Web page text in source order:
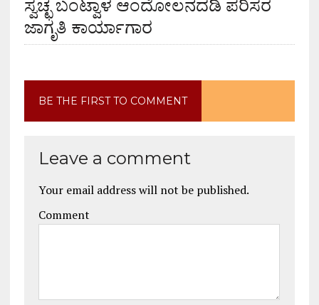
ಸ್ವಚ್ಛ ಬಂಟ್ವಾಳ ಆಂದೋಲನದಡಿ ಪರಿಸರ
ಜಾಗೃತಿ ಕಾರ್ಯಾಗಾರ
BE THE FIRST TO COMMENT
Leave a comment
Your email address will not be published.
Comment